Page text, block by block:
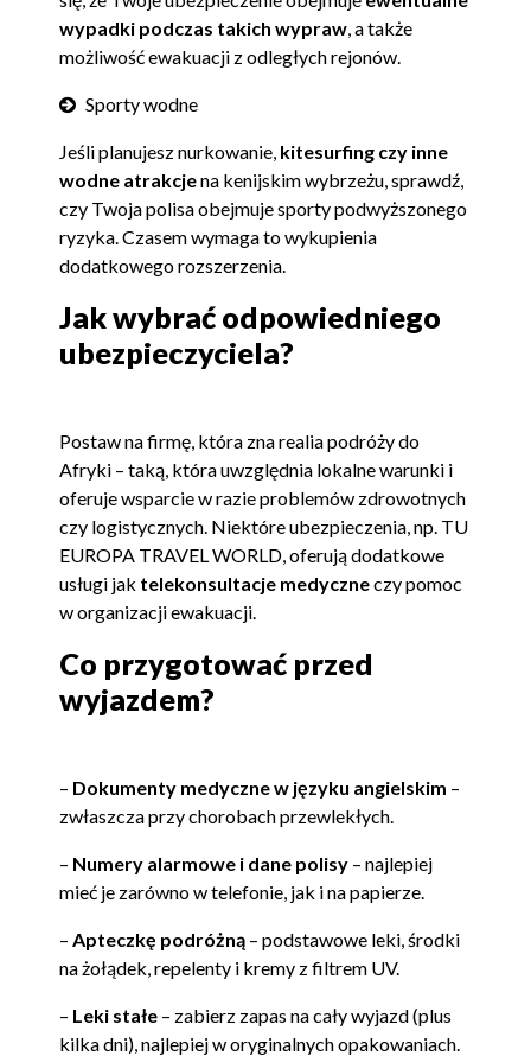
wypadki podczas takich wypraw, a także
możliwość ewakuacji z odległych rejonów.
Sporty wodne
Jeśli planujesz nurkowanie, kitesurfing czy inne
wodne atrakcjena kenijskim wybrzeżu, sprawdź,
czy Twoja polisa obejmuje sporty podwyższonego
ryzyka. Czasem wymaga to wykupienia
dodatkowego rozszerzenia.
Jak wybrać odpowiedniego
ubezpieczyciela?
Postaw na firmę, która zna realia podróży do
Afryki – taką, która uwzględnia lokalne warunki i
oferuje wsparcie w razie problemów zdrowotnych
czy logistycznych. Niektóre ubezpieczenia, np. TU
EUROPA TRAVEL WORLD, oferują dodatkowe
usługi jak telekonsultacje medyczneczy pomoc
w organizacji ewakuacji.
Co przygotować przed
wyjazdem?
– Dokumenty medyczne w języku angielskim –
zwłaszcza przy chorobach przewlekłych.
– Numery alarmowe i dane polisy – najlepiej
mieć je zarówno w telefonie, jak i na papierze.
– Apteczkę podróżną – podstawowe leki, środki
na żołądek, repelenty i kremy z filtrem UV.
– Leki stałe – zabierz zapas na cały wyjazd (plus
kilka dni), najlepiej w oryginalnych opakowaniach.